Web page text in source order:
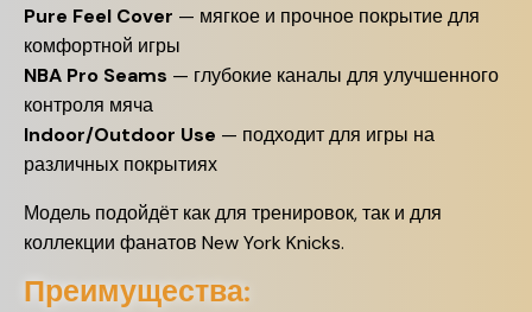
Pure Feel Cover — мягкое и прочное покрытие для
комфортной игры
NBA Pro Seams — глубокие каналы для улучшенного
контроля мяча
Indoor/Outdoor Use — подходит для игры на
различных покрытиях
Модель подойдёт как для тренировок, так и для
коллекции фанатов New York Knicks.
Преимущества: